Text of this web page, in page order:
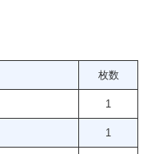
枚数
1
1